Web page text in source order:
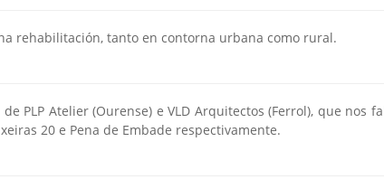
rehabilitación, tanto en contorna urbana como rural.
PLP Atelier (Ourense) e VLD Arquitectos (Ferrol), que nos
20 e Pena de Embade respectivamente.